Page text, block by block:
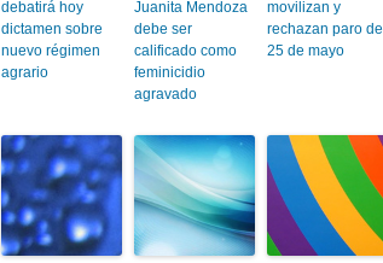
debatirá hoy
dictamen sobre
nuevo régimen
agrario
Juanita Mendoza
debe ser
calificado como
feminicidio
agravado
movilizan y
rechazan paro del
25 de mayo